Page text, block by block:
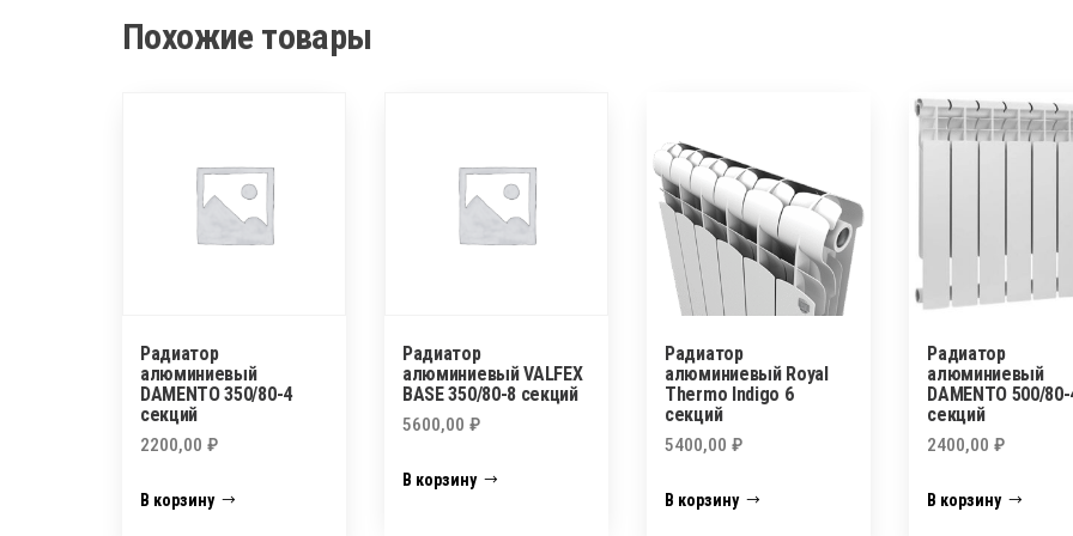
Похожие товары
Радиатор
алюминиевый
DAMENTO 350/80-4
секций
2200,00 ₽
В корзину
Радиатор
алюминиевый VALFEX
BASE 350/80-8 секций
5600,00₽
В корзину
Радиатор
алюминиевый Royal
Thermo Indigo 6
секций
5400,00₽
В корзину
Радиатор
алюминиевый
DAMENTO 500/
секций
2400,00₽
В корзину